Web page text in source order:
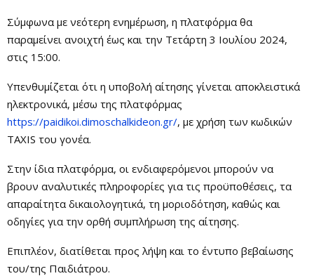
Σύμφωνα με νεότερη ενημέρωση, η πλατφόρμα θα
παραμείνει ανοιχτή έως και την Τετάρτη 3 Ιουλίου 2024,
στις 15:00.
Υπενθυμίζεται ότι η υποβολή αίτησης γίνεται αποκλειστικά
ηλεκτρονικά, μέσω της πλατφόρμας
https://paidikoi.dimoschalkideon.gr/, με χρήση των κωδικών
TAXIS του γονέα.
Στην ίδια πλατφόρμα, οι ενδιαφερόμενοι μπορούν να
βρουν αναλυτικές πληροφορίες για τις προϋποθέσεις, τα
απαραίτητα δικαιολογητικά, τη μοριοδότηση, καθώς και
οδηγίες για την ορθή συμπλήρωση της αίτησης.
Επιπλέον, διατίθεται προς λήψη και το έντυπο βεβαίωσης
του/της Παιδιάτρου.